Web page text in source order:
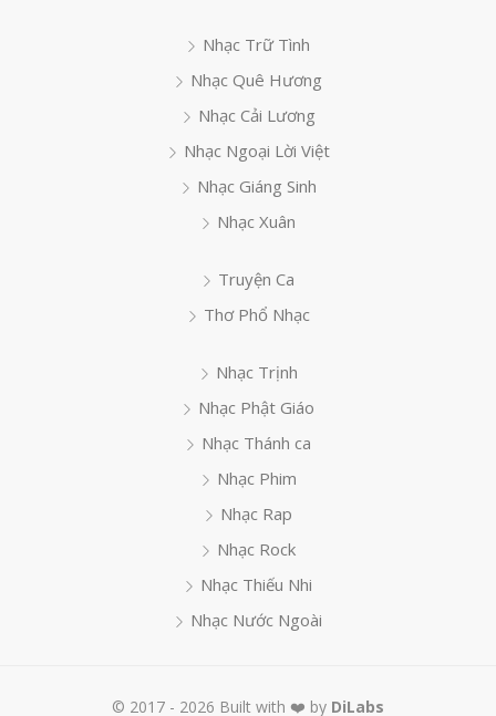
Nhạc Trữ Tình
Nhạc Quê Hương
Nhạc Cải Lương
Nhạc Ngoại Lời Việt
Nhạc Giáng Sinh
Nhạc Xuân
Truyện Ca
Thơ Phổ Nhạc
Nhạc Trịnh
Nhạc Phật Giáo
Nhạc Thánh ca
Nhạc Phim
Nhạc Rap
Nhạc Rock
Nhạc Thiếu Nhi
Nhạc Nước Ngoài
© 2017 - 2026 Built with ❤️ by DiLabs